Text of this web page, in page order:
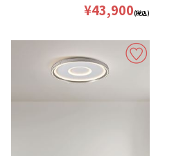
¥43,900(税込)